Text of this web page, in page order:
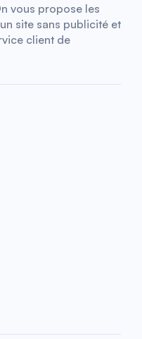
vous propose les
site sans publicité et
client de